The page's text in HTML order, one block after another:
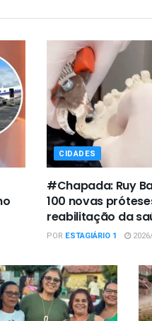
CIDADES
#Chapada: Ruy
100 novas
reabilitação da
POR ESTAGIÁRIO 1